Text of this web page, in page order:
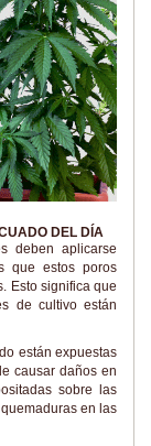
DEL DÍA
deben aplicarse
que estos poros
Esto significa que
de cultivo están
están expuestas
causar daños en
sobre las
en las